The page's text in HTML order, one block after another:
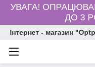
УВАГА!
ДО 3
Інтернет - магазин